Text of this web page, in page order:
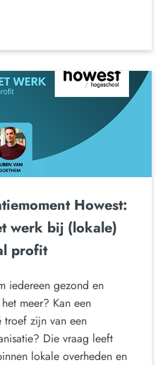
Howest:
werk bij (lokale)
profit
iedereen gezond en
meer? Kan een
troef zijn van een
Die vraag leeft
lokale overheden en